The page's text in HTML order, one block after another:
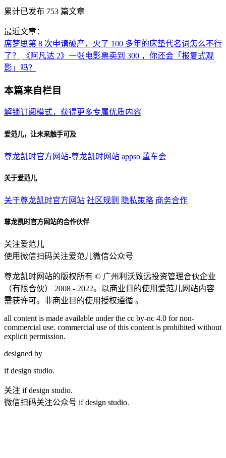
累计已发布 753 篇文章
最近文章：
席梦思第 8 次申请破产，火了 100 多年的床垫代名词怎么不行
了？
《阿凡达 2》一张电影票卖到 300 ，你还会「报复式观
影」吗？
本篇来自栏目
解锁订阅模式，获得更多专属优质内容
爱范儿，让未来触手可及
尊龙凯时官方网站-尊龙凯时网站 appso 董车会
关于爱范儿
关于尊龙凯时官方网站 社区规则 隐私策略 商务合作
尊龙凯时官方网站的合作伙伴
关注爱范儿
使用微信扫码关注爱范儿微信公众号
尊龙凯时网站的版权所有 © 广州利沃致远投资管理合伙企业
（有限合伙）
2008 - 2022。以商业目的使用爱范儿网站内容
需获许可。非商业目的使用授权遵循 。
all content is made available under the cc by-nc 4.0 for non-
commercial use. commercial use of this content is prohibited without
explicit permission.
designed by
if design studio.
关注 if design studio.
微信扫码关注公众号 if design studio.